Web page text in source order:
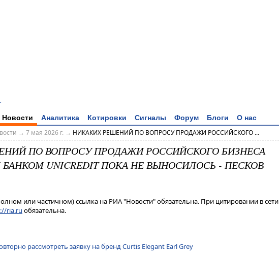
Новости Аналитика Котировки Сигналы Форум Блоги О нас
→ 7 мая 2026 г. → НИКАКИХ РЕШЕНИЙ ПО ВОПРОСУ ПРОДАЖИ РОССИЙСКОГО ...
ПО ВОПРОСУ ПРОДАЖИ РОССИЙСКОГО БИЗНЕСА
UNICREDIT ПОКА НЕ ВЫНОСИЛОСЬ - ПЕСКОВ
или частичном) ссылка на РИА "Новости" обязательна. При цитировании в сети
ria.ru обязательна.
рассмотреть заявку на бренд Curtis Elegant Earl Grey